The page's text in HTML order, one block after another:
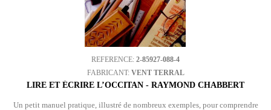
REFERENCE: 2-85927-088-4
FABRICANT: VENT TERRAL
LIRE ET ÉCRIRE L’OCCITAN - RAYMOND CHABBERT
Un petit manuel pratique, illustré de nombreux exemples, pour comprendre